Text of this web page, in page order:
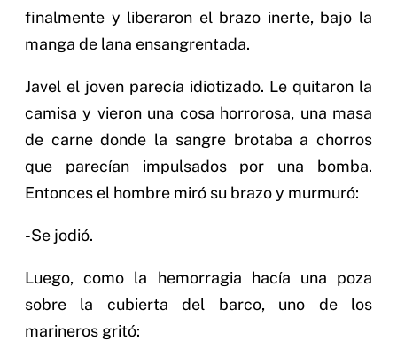
finalmente y liberaron el brazo inerte, bajo la
manga de lana ensangrentada.
Javel el joven parecía idiotizado. Le quitaron la
camisa y vieron una cosa horrorosa, una masa
de carne donde la sangre brotaba a chorros
que parecían impulsados por una bomba.
Entonces el hombre miró su brazo y murmuró:
-Se jodió.
Luego, como la hemorragia hacía una poza
sobre la cubierta del barco, uno de los
marineros gritó: